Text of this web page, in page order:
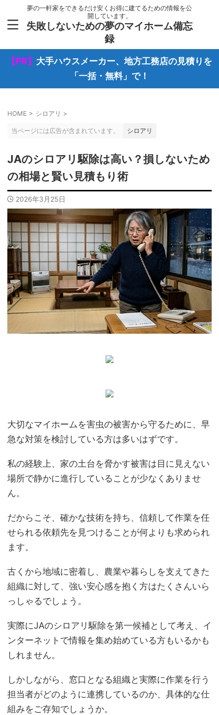
夢の一軒家をできるだけ安くお得に建てるための情報を公
開しています。
失敗しないための夢のマイホーム備忘
録
【PR】 大手ハウスメーカー、地方工務店の見積りを
「一括・無料」で！
HOME > シロアリ >
当ページには広告が含まれています。 シロアリ
JAのシロアリ駆除は高い？損しないため
の相場と賢い見積もり術
2026年3月25日
大切なマイホームを害虫の被害から守るために、早
急な対策を検討している方は多いはずです。
私の経験上、家の土台を脅かす被害は目に見えない
場所で静かに進行していることが少なくありませ
ん。
だからこそ、確かな技術を持ち、信頼して作業を任
せられる依頼先を見つけることが何よりも求められ
ます。
古くから地域に密着し、農業や暮らしを支えてきた
組織に対して、強い安心感を抱く方はたくさんいら
っしゃるでしょう。
実際にJAのシロアリ駆除を第一候補として考え、イ
ンターネットで情報を集め始めている方もいるかも
しれません。
しかしながら、窓口となる組織と実際に作業を行う
担当者がどのように連携しているのか、具体的な仕
組みをご存知でしょうか。